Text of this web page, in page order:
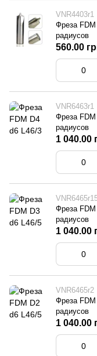
VNR4403r1
Фреза
радиусов
560.00
VNR6463r1
Фреза
радиусов
1 040.00
Фреза
радиусов
1 040.00
VNR6465r2
Фреза
радиусов
1 040.00